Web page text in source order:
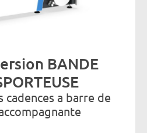
BANDE
cadences a barre de